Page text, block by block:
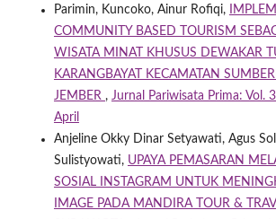
Parimin, Kuncoko, Ainur Rofiqi,
COMMUNITY BASED TOURISM
WISATA MINAT KHUSUS DEWAKAR
KARANGBAYAT KECAMATAN
JEMBER , Jurnal Pariwisata Prima: Vol.
April
Anjeline Okky Dinar Setyawati, Agus
Sulistyowati, UPAYA PEMASARAN
SOSIAL INSTAGRAM UNTUK
IMAGE PADA MANDIRA TOUR &